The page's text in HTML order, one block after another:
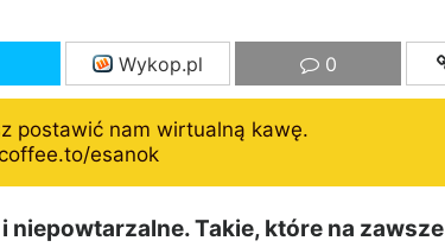
Wykop.pl 0
postawić nam wirtualną kawę.
esanok
niepowtarzalne. Takie, które na zawsze